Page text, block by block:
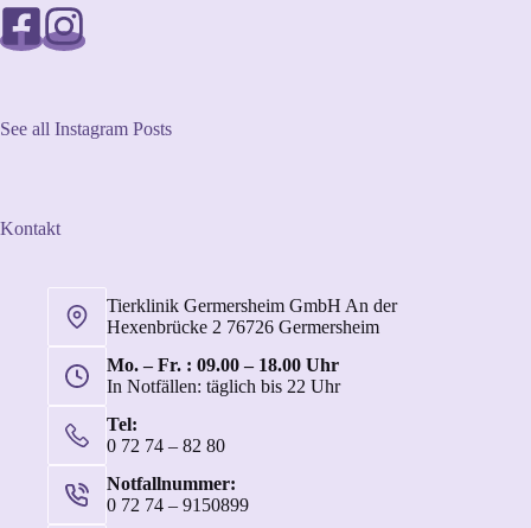
See all Instagram Posts
Kontakt
Tierklinik Germersheim GmbH An der
Hexenbrücke 2 76726 Germersheim
Mo. – Fr. : 09.00 – 18.00 Uhr
In Notfällen: täglich bis 22 Uhr
Tel:
0 72 74 – 82 80
Notfallnummer:
0 72 74 – 9150899